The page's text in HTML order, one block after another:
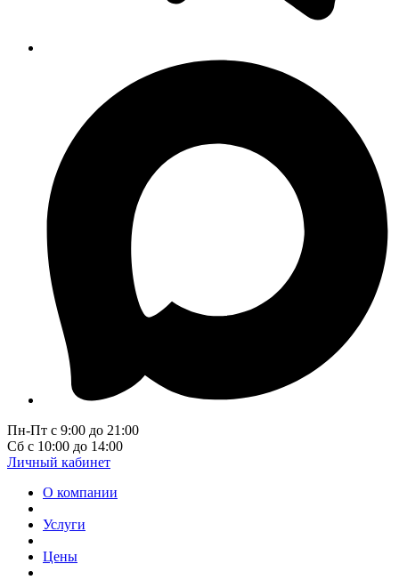
Пн-Пт с 9:00 до 21:00
Сб с 10:00 до 14:00
Личный кабинет
О компании
Услуги
Цены